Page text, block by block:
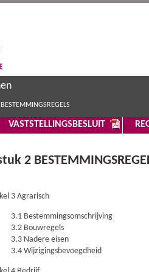
VASTSTELLINGSBESLUIT
2
3 Agrarisch
3.1 Bestemmingsomschrijving
3.2 Bouwregels
3.3 Nadere eisen
3.4 Wijzigingsbevoegdheid